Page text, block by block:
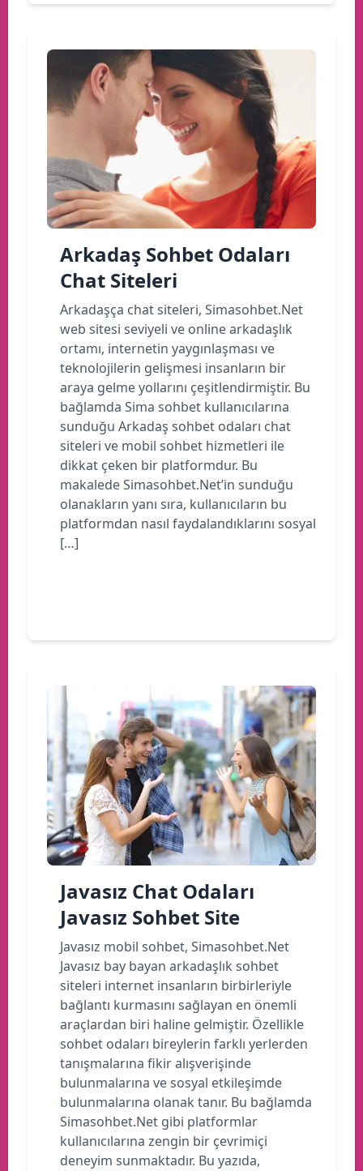
Arkadaş Sohbet Odaları
Chat Siteleri
Arkadaşça chat siteleri, Simasohbet.Net
web sitesi seviyeli ve online arkadaşlık
ortamı, internetin yaygınlaşması ve
teknolojilerin gelişmesi insanların bir
araya gelme yollarını çeşitlendirmiştir. Bu
bağlamda Sima sohbet kullanıcılarına
sunduğu Arkadaş sohbet odaları chat
siteleri ve mobil sohbet hizmetleri ile
dikkat çeken bir platformdur. Bu
makalede Simasohbet.Net’in sunduğu
olanakların yanı sıra, kullanıcıların bu
platformdan nasıl faydalandıklarını sosyal
[…]
Javasız Chat Odaları
Javasız Sohbet Site
Javasız mobil sohbet, Simasohbet.Net
Javasız bay bayan arkadaşlık sohbet
siteleri internet insanların birbirleriyle
bağlantı kurmasını sağlayan en önemli
araçlardan biri haline gelmiştir. Özellikle
sohbet odaları bireylerin farklı yerlerden
tanışmalarına fikir alışverişinde
bulunmalarına ve sosyal etkileşimde
bulunmalarına olanak tanır. Bu bağlamda
Simasohbet.Net gibi platformlar
kullanıcılarına zengin bir çevrimiçi
deneyim sunmaktadır. Bu yazıda,